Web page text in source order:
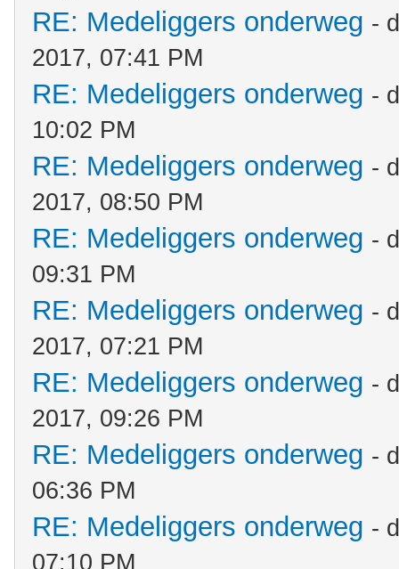
RE: Medeliggers onderweg -
2017, 07:41 PM
RE: Medeliggers onderweg -
10:02 PM
RE: Medeliggers onderweg -
2017, 08:50 PM
RE: Medeliggers onderweg -
09:31 PM
RE: Medeliggers onderweg -
2017, 07:21 PM
RE: Medeliggers onderweg -
2017, 09:26 PM
RE: Medeliggers onderweg -
06:36 PM
RE: Medeliggers onderweg -
07:10 PM